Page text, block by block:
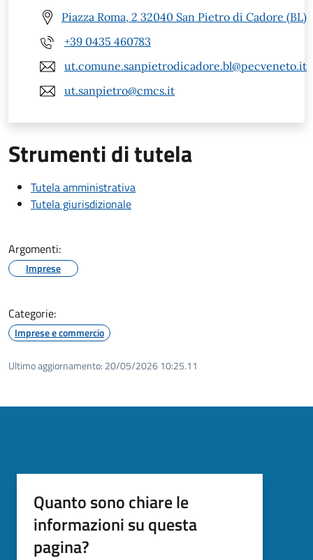
Piazza Roma, 2 32040 San Pietro di Cadore (BL)
+39 0435 460783
ut.comune.sanpietrodicadore.bl@pecveneto.it
ut.sanpietro@cmcs.it
Strumenti di tutela
Tutela amministrativa
Tutela giurisdizionale
Argomenti:
Imprese
Categorie:
Imprese e commercio
Ultimo aggiornamento: 20/05/2026 10:25.11
Quanto sono chiare le
informazioni su questa
pagina?